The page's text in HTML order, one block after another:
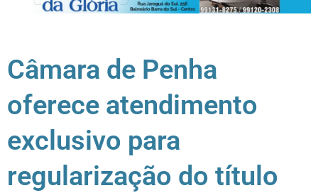
Câmara de Penha
oferece atendimento
exclusivo para
regularização do título